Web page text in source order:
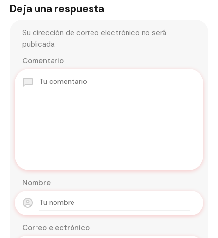
Deja una respuesta
Su dirección de correo electrónico no será
publicada.
Comentario
Nombre
Correo electrónico